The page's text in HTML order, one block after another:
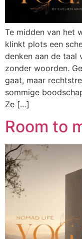
Te midden van het
klinkt plots een
denken aan de taal
zonder woorden.
gaat, maar
sommige
Ze […]
Room to